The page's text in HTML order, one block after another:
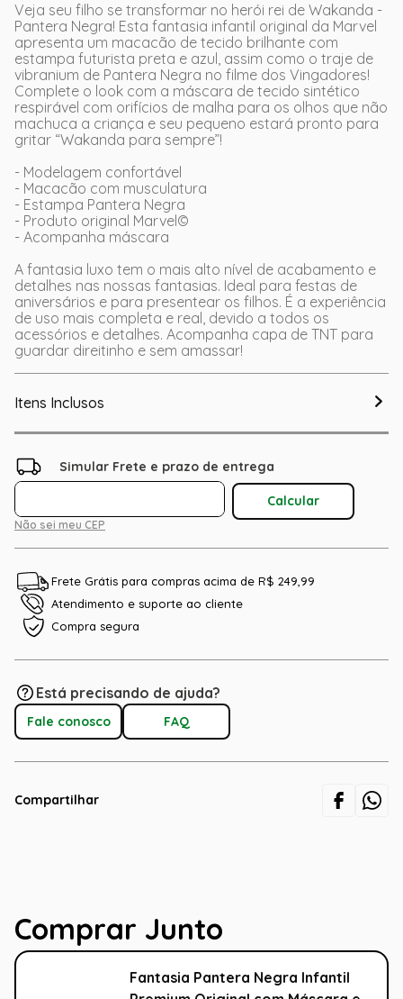
Veja seu filho se transformar no herói rei de Wakanda -
Pantera Negra! Esta fantasia infantil original da Marvel
apresenta um macacão de tecido brilhante com
estampa futurista preta e azul, assim como o traje de
vibranium de Pantera Negra no filme dos Vingadores!
Complete o look com a máscara de tecido sintético
respirável com orifícios de malha para os olhos que não
machuca a criança e seu pequeno estará pronto para
gritar “Wakanda para sempre”!
- Modelagem confortável
- Macacão com musculatura
- Estampa Pantera Negra
- Produto original Marvel©
- Acompanha máscara
A fantasia luxo tem o mais alto nível de acabamento e
detalhes nas nossas fantasias. Ideal para festas de
aniversários e para presentear os filhos. É a experiência
de uso mais completa e real, devido a todos os
acessórios e detalhes. Acompanha capa de TNT para
guardar direitinho e sem amassar!
Itens Inclusos
Não sei meu CEP
Frete Grátis para compras acima de R$ 249,99
Atendimento e suporte ao cliente
Compra segura
Está precisando de ajuda?
Fale conosco FAQ
Compartilhar
Comprar Junto
Fantasia Pantera Negra Infantil